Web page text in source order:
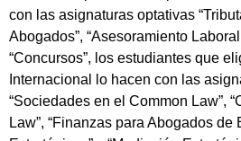
con las asignaturas optativas
Abogados”, “Asesoramiento
“Concursos”, los estudiantes que
Internacional lo hacen con las
“Sociedades en el Common Law”,
Law”, “Finanzas para Abogados de